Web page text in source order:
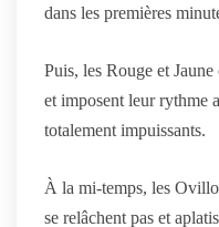
dans les premières
Puis, les Rouge et
et imposent leur rythme
totalement impuissants.
À la mi-temps, les
se relâchent pas et